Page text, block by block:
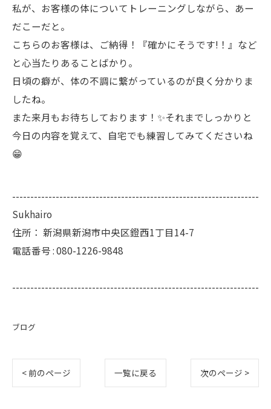
私が、お客様の体についてトレーニングしながら、あー
だこーだと。
こちらのお客様は、ご納得！『確かにそうです!！』など
と心当たりあることばかり。
日頃の癖が、体の不調に繋がっているのが良く分かりま
したね。
また来月もお待ちしております！✨それまでしっかりと
今日の内容を覚えて、自宅でも練習してみてくださいね
😁
--------------------------------------------------------------------
Sukhairo
住所： 新潟県新潟市中央区鐙西1丁目14-7
電話番号 :080-1226-9848
--------------------------------------------------------------------
ブログ
< 前のページ 一覧に戻る 次のページ >